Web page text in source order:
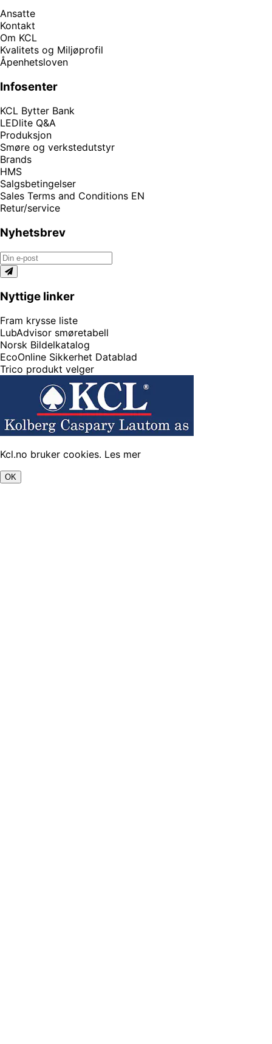
Ansatte
Kontakt
Om KCL
Kvalitets og Miljøprofil
Åpenhetsloven
Infosenter
KCL Bytter Bank
LEDlite Q&A
Produksjon
Smøre og verkstedutstyr
Brands
HMS
Salgsbetingelser
Sales Terms and Conditions EN
Retur/service
Nyhetsbrev
Nyttige linker
Fram krysse liste
LubAdvisor smøretabell
Norsk Bildelkatalog
EcoOnline Sikkerhet Datablad
Trico produkt velger
Kcl.no bruker cookies. Les mer
OK